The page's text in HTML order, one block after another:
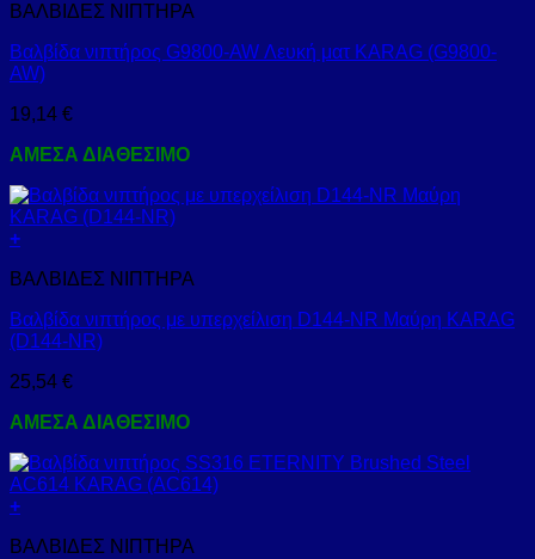
ΒΑΛΒΙΔΕΣ ΝΙΠΤΗΡΑ
Βαλβίδα νιπτήρος G9800-AW Λευκή ματ KARAG (G9800-
AW)
19,14 €
ΑΜΕΣΑ ΔΙΑΘΕΣΙΜΟ
+
ΒΑΛΒΙΔΕΣ ΝΙΠΤΗΡΑ
Βαλβίδα νιπτήρος με υπερχείλιση D144-NR Μαύρη KARAG
(D144-NR)
25,54 €
ΑΜΕΣΑ ΔΙΑΘΕΣΙΜΟ
+
ΒΑΛΒΙΔΕΣ ΝΙΠΤΗΡΑ